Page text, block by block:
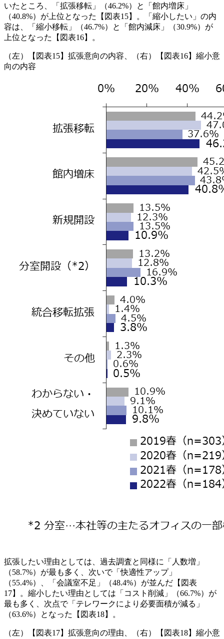
いたところ、「拡張移転」（46.2%）と「館内増床」
（40.8%）が上位となった【図表15】。「縮小したい」の内
容は、「縮小移転」（46.7%）と「館内減床」（30.9%）が
上位となった【図表16】。
（左）【図表15】拡張意向の内容、（右）【図表16】縮小意
向の内容
拡張したい理由としては、過去調査と同様に「人数増」
（58.7%）が最も多く、次いで「快適性アップ」
（55.4%）、「会議室不足」（48.4%）が並んだ【図表
17】。縮小したい理由としては「コスト削減」（66.7%）が
最も多く、次点で「テレワークにより必要面積が減る」
（63.6%）となった【図表18】。
（左）【図表17】拡張意向の理由、（右）【図表18】縮小意